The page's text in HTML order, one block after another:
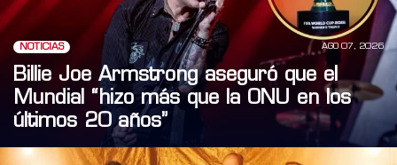
NOTICIAS AGO 07, 2026
Billie Joe Armstrong aseguró que el
Mundial “hizo más que la ONU en los
últimos 20 años”